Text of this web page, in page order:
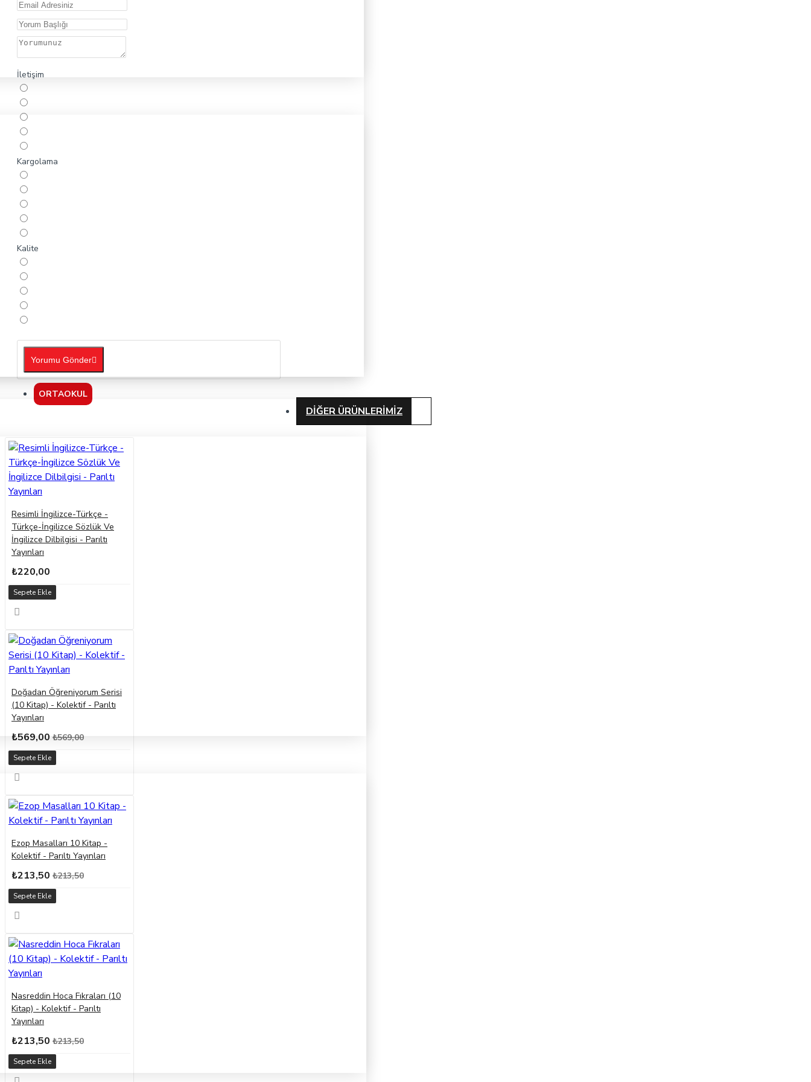
ORTAOKUL
İletişim
Kargolama
Kalite
Yorumu Gönder
DIĞER ÜRÜNLERIMIZ
Resimli İngilizce-Türkçe -
Türkçe-İngilizce Sözlük Ve
İngilizce Dilbilgisi - Parıltı
Yayınları
₺220,00
Sepete Ekle
Doğadan Öğreniyorum Serisi
(10 Kitap) - Kolektif - Parıltı
Yayınları
₺569,00 ₺569,00
Sepete Ekle
Ezop Masalları 10 Kitap -
Kolektif - Parıltı Yayınları
₺213,50 ₺213,50
Sepete Ekle
Nasreddin Hoca Fıkraları (10
Kitap) - Kolektif - Parıltı
Yayınları
₺213,50 ₺213,50
Sepete Ekle